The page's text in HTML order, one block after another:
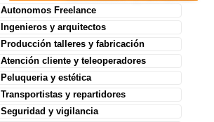
Autonomos Freelance
Ingenieros y arquitectos
Producción talleres y fabricación
Atención cliente y teleoperadores
Peluqueria y estética
Transportistas y repartidores
Seguridad y vigilancia